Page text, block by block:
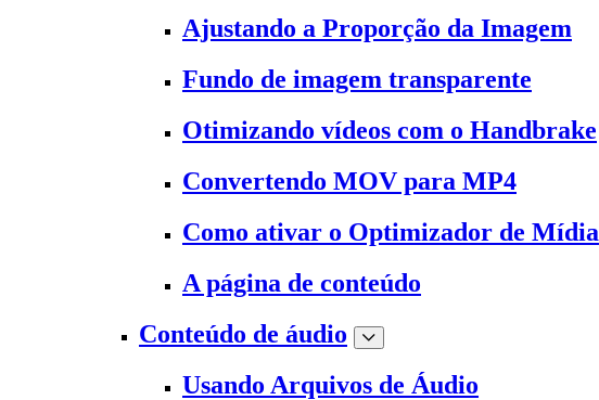
Ajustando a Proporção da Imagem
Fundo de imagem transparente
Otimizando vídeos com o Handbrake
Convertendo MOV para MP4
Como ativar o Optimizador de Mídia
A página de conteúdo
Conteúdo de áudio
Usando Arquivos de Áudio